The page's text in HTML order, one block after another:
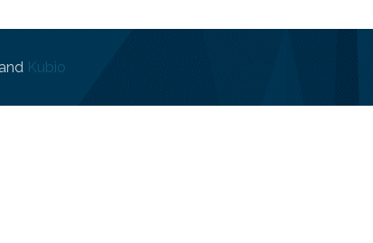
Kubio